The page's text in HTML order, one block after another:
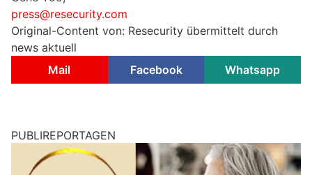
press@resecurity.com
Original-Content von: Resecurity übermittelt durch
news aktuell
Mail
Facebook Whatsapp
PUBLIREPORTAGEN